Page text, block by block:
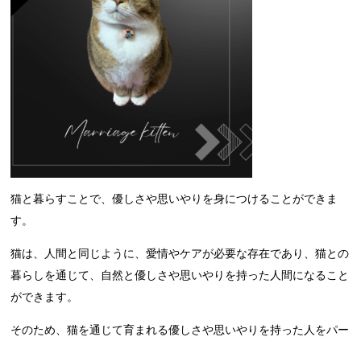
猫と暮らすことで、優しさや思いやりを身につけることができま
す。
猫は、人間と同じように、愛情やケアが必要な存在であり、猫との
暮らしを通じて、自然と優しさや思いやりを持った人間になること
ができます。
そのため、猫を通じて育まれる優しさや思いやりを持った人をパー